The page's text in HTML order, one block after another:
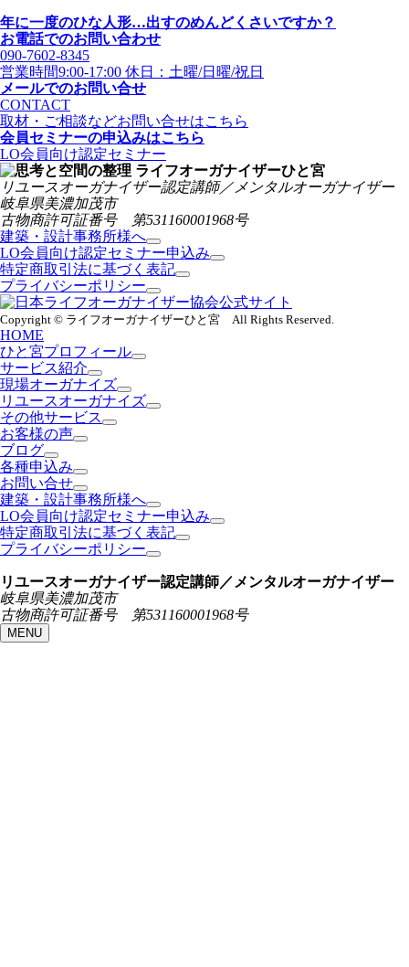
年に一度のひな人形…出すのめんどくさいですか？
お電話でのお問い合わせ
090-7602-8345
営業時間9:00-17:00 休日：土曜/日曜/祝日
メールでのお問い合せ
CONTACT
取材・ご相談などお問い合せはこちら
会員セミナーの申込みはこちら
LO会員向け認定セミナー
リユースオーガナイザー認定講師／メンタルオーガナイザー
岐阜県美濃加茂市
古物商許可証番号 第531160001968号
建築・設計事務所様へ
LO会員向け認定セミナー申込み
特定商取引法に基づく表記
プライバシーポリシー
Copyright © ライフオーガナイザーひと宮 All Rights Reserved.
HOME
ひと宮プロフィール
サービス紹介
現場オーガナイズ
リユースオーガナイズ
その他サービス
お客様の声
ブログ
各種申込み
お問い合せ
建築・設計事務所様へ
LO会員向け認定セミナー申込み
特定商取引法に基づく表記
プライバシーポリシー
リユースオーガナイザー認定講師／メンタルオーガナイザー
岐阜県美濃加茂市
古物商許可証番号 第531160001968号
MENU